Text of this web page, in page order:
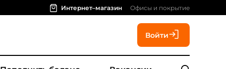
Интернет–магазин Офисы и покрытие
Войти